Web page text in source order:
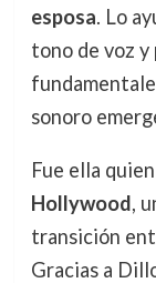
esposa. Lo
tono de voz
sonoro
Fue ella
Hollywood,
transición
Gracias a